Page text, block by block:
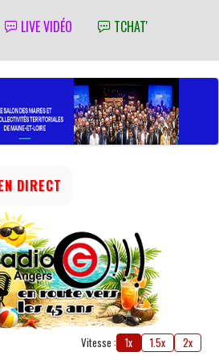
LIVE VIDÉO TCHAT'
DIRECT
Vitesse : 1x 1.5x 2x